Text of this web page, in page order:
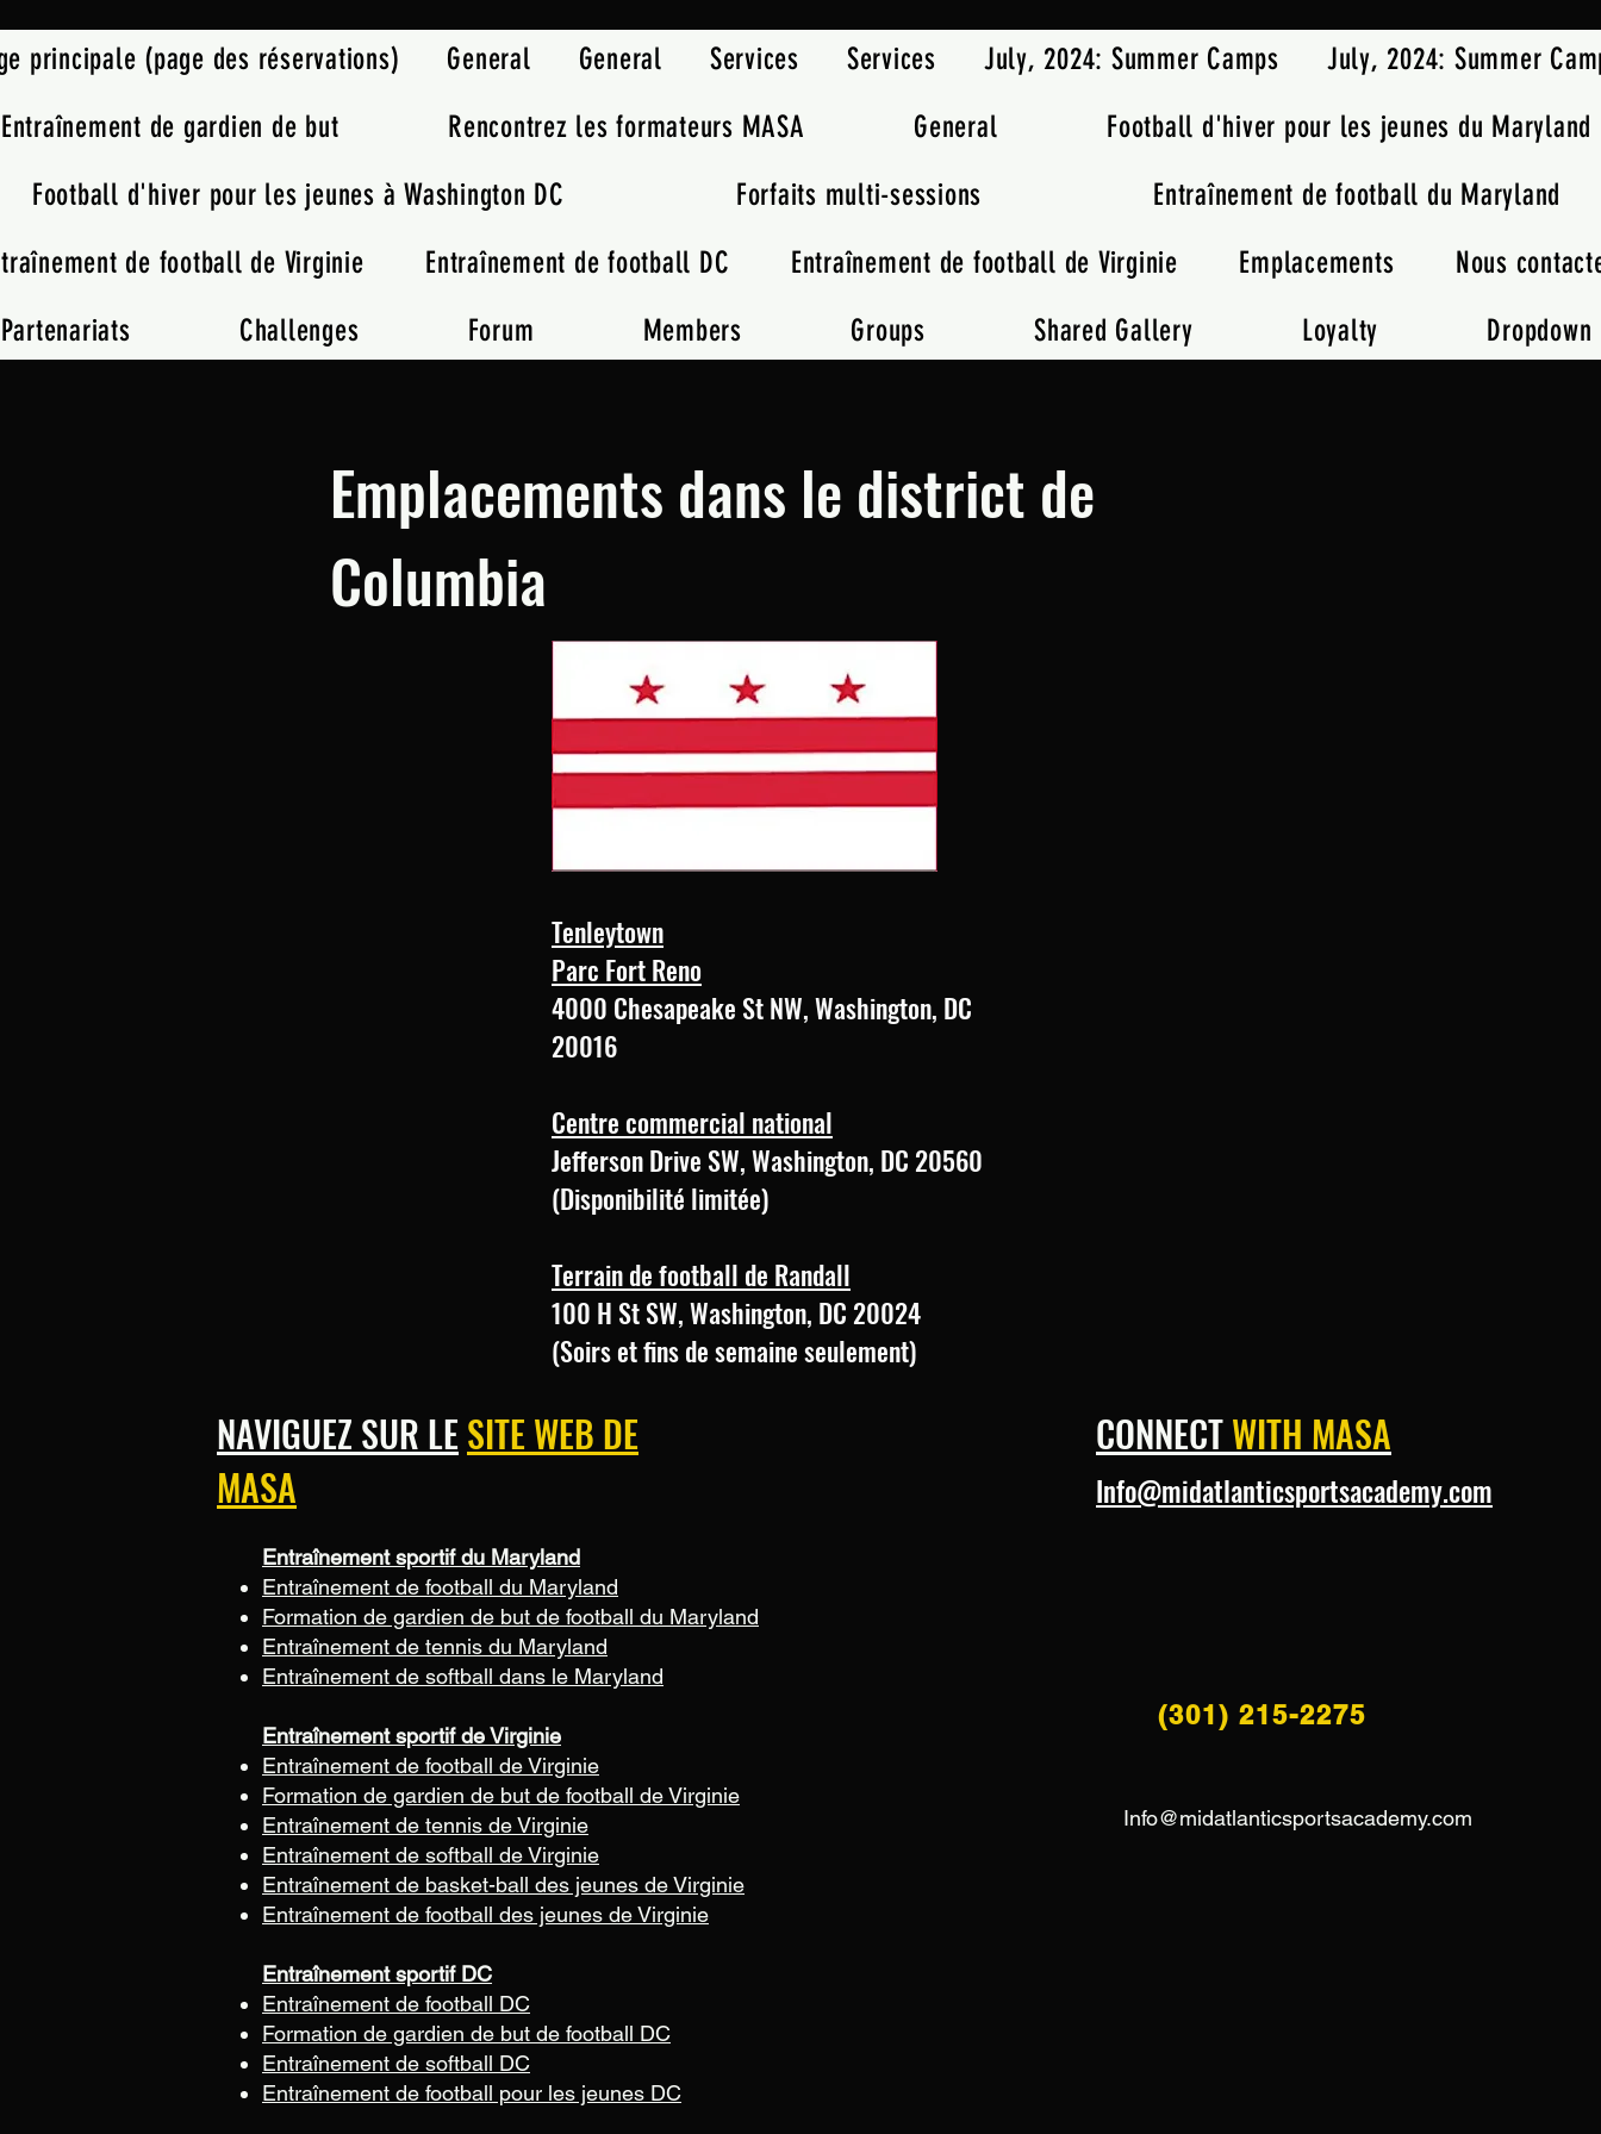
principale (page des réservations) General General Services Services July, 2024: Summer Camps
July, 2024: Summer
Entraînement de gardien de but
Rencontrez les formateurs MASA General
Football d'hiver pour les jeunes du Maryland
Football d'hiver pour les jeunes à Washington DC
Forfaits multi-sessions
Entraînement de football du Maryland
de football de Virginie
Entraînement de football DC Entraînement de football de Virginie Emplacements
Nous
Partenariats
Challenges Forum Members Groups Shared Gallery Loyalty Dropdown
Emplacements dans le district de
Columbia
Tenleytown
Parc Fort Reno
4000 Chesapeake St NW, Washington, DC
20016
Centre commercial national
Jefferson Drive SW, Washington, DC 20560
(Disponibilité limitée)
Terrain de football de Randall
100 H St SW, Washington, DC 20024
(Soirs et fins de semaine seulement)
NAVIGUEZ SUR LE SITE WEB DE
MASA
Entraînement sportif du Maryland
Entraînement de football du Maryland
Formation de gardien de but de football du Maryland
Entraînement de tennis du Maryland
Entraînement de softball dans le Maryland
Entraînement sportif de Virginie
Entraînement de football de Virginie
Formation de gardien de but de football de Virginie
Entraînement de tennis de Virginie
Entraînement de softball de Virginie
Entraînement de basket-ball des jeunes de Virginie
Entraînement de football des jeunes de Virginie
Entraînement sportif DC
Entraînement de football DC
Formation de gardien de but de football DC
Entraînement de softball DC
Entraînement de football pour les jeunes DC
CONNECTWITH MASA
Info@midatlanticsportsacademy.com
(301) 215-2275
Info@midatlanticsportsacademy.com